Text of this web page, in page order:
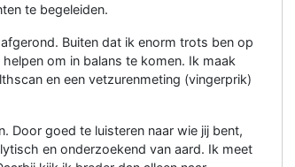
te begeleiden.
Buiten dat ik enorm trots ben op
om in balans te komen. Ik maak
en een vetzurenmeting (vingerprik)
Door goed te luisteren naar wie jij bent,
en onderzoekend van aard. Ik meet